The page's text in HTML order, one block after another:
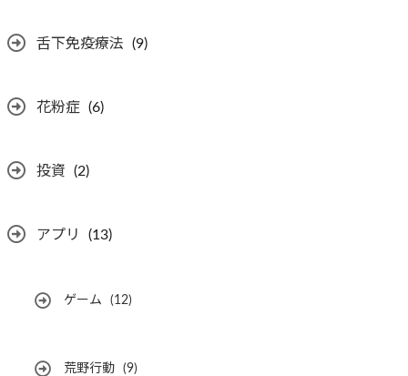
舌下免疫療法 (9)
花粉症 (6)
投資 (2)
アプリ (13)
ゲーム (12)
荒野行動 (9)